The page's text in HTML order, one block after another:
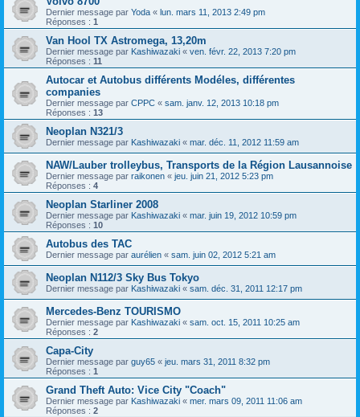
Dernier message par Yoda « lun. mars 11, 2013 2:49 pm
Réponses : 1
Van Hool TX Astromega, 13,20m
Dernier message par Kashiwazaki « ven. févr. 22, 2013 7:20 pm
Réponses : 11
Autocar et Autobus différents Modéles, différentes
companies
Dernier message par CPPC « sam. janv. 12, 2013 10:18 pm
Réponses : 13
Neoplan N321/3
Dernier message par Kashiwazaki « mar. déc. 11, 2012 11:59 am
NAW/Lauber trolleybus, Transports de la Région Lausannoise
Dernier message par raikonen « jeu. juin 21, 2012 5:23 pm
Réponses : 4
Neoplan Starliner 2008
Dernier message par Kashiwazaki « mar. juin 19, 2012 10:59 pm
Réponses : 10
Autobus des TAC
Dernier message par aurélien « sam. juin 02, 2012 5:21 am
Neoplan N112/3 Sky Bus Tokyo
Dernier message par Kashiwazaki « sam. déc. 31, 2011 12:17 pm
Mercedes-Benz TOURISMO
Dernier message par Kashiwazaki « sam. oct. 15, 2011 10:25 am
Réponses : 2
Capa-City
Dernier message par guy65 « jeu. mars 31, 2011 8:32 pm
Réponses : 1
Grand Theft Auto: Vice City "Coach"
Dernier message par Kashiwazaki « mer. mars 09, 2011 11:06 am
Réponses : 2